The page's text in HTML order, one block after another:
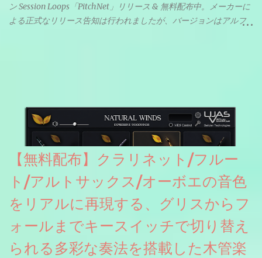
ン Session Loops「PitchNet」リリース & 無料配布中。メーカーに
よる正式なリリース告知は行われましたが、バージョンはアルフ
ソースを元に設計・改良した製品のようです。
【無料配布】クラリネット/フルー
ト/アルトサックス/オーボエの音色
をリアルに再現する、グリスからフ
ォールまでキースイッチで切り替え
られる多彩な奏法を搭載した木管楽